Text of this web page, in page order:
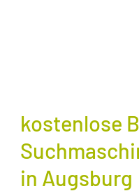
kostenlose
in Augsburg